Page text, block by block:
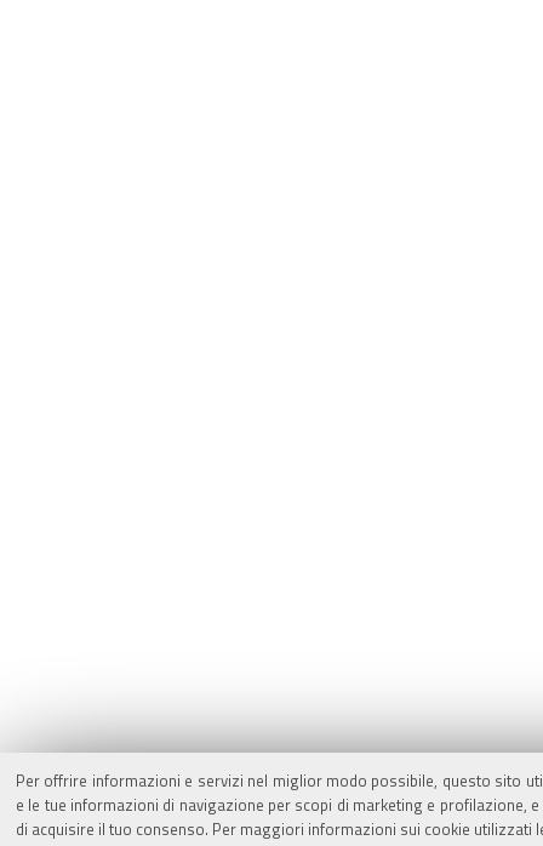
Per offrire informazioni e servizi nel miglior modo possibile, questo sito
e le tue informazioni di navigazione per scopi di marketing e
di acquisire il tuo consenso. Per maggiori informazioni sui cookie utilizzati